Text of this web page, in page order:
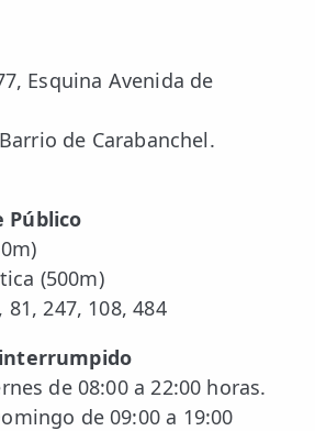
Esquina Avenida de
de Carabanchel.
Público
(500m)
247, 108, 484
de 08:00 a 22:00 horas.
de 09:00 a 19:00